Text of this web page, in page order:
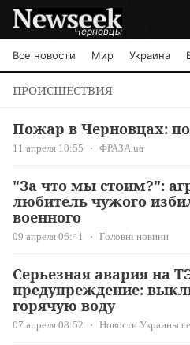
Черновцы
Все новости Мир Украина
ПРОИСШЕСТВИЯ
Пожар в Черновцах:
11 апреля 10:55 ФРАЗА.ua
"За что мы стоим?":
любитель чужого
военного
09 апреля 06:41 Головні новини
Серьезная авария на
предупреждение:
горячую воду
07 апреля 08:52 Новости Украины